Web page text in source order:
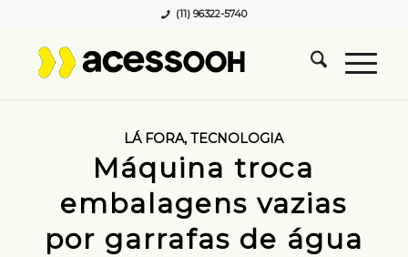
(11) 96322-5740
LÁ FORA,TECNOLOGIA
Máquina troca
embalagens vazias
por garrafas de água